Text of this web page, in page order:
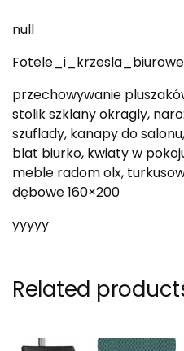
null
Fotele_i_krzesla_biurowe
przechowywanie
stolik szklany okragly,
szuflady, kanapy do
blat biurko, kwiaty w
meble radom olx,
dębowe 160×200
yyyyy
Related